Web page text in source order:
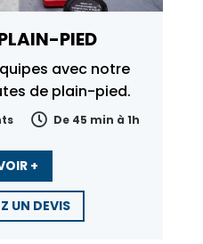
PIED
avec notre
de plain-pied.
 De 45 min à 1h
+
UN DEVIS